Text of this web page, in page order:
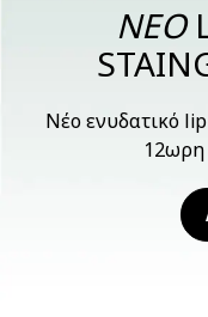
ΝΕΟ
Νέο ενυδατικό
12ωρη